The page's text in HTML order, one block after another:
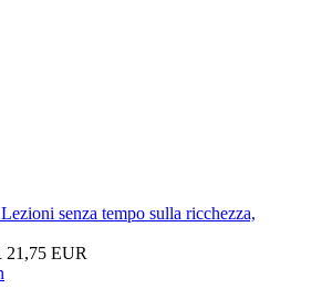
senza tempo sulla ricchezza,
21,75 EUR